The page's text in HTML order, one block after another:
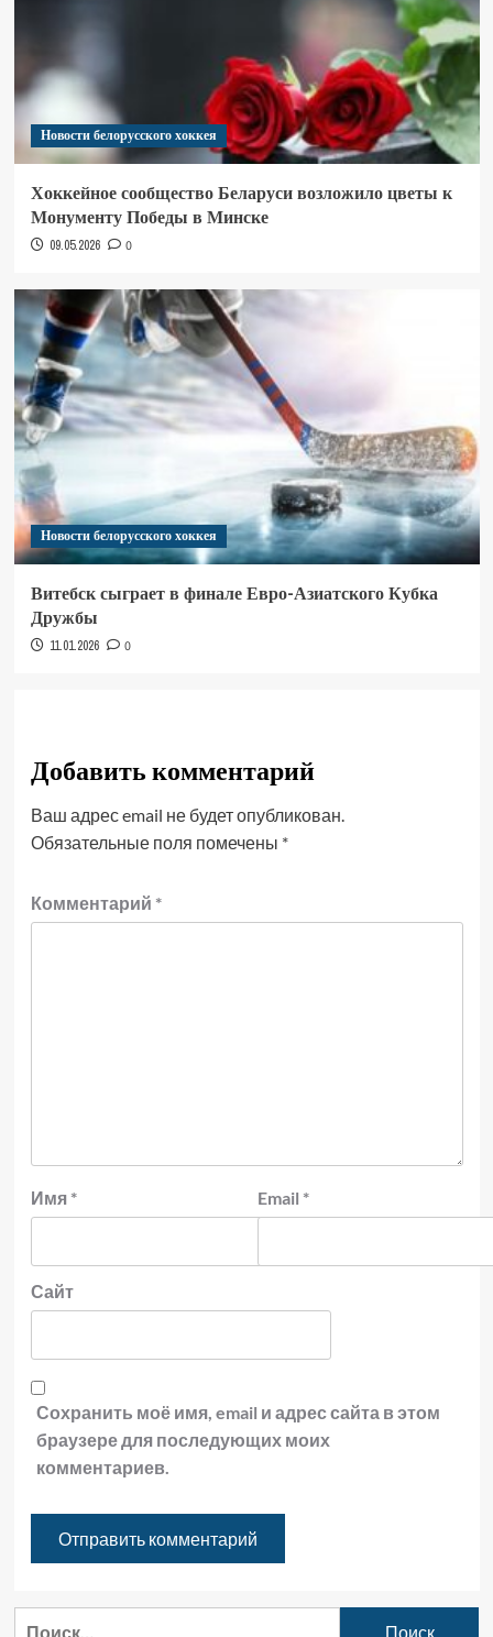
Новости белорусского хоккея
Хоккейное сообщество Беларуси возложило цветы к
Монументу Победы в Минске
09.05.2026 0
Новости белорусского хоккея
Витебск сыграет в финале Евро-Азиатского Кубка
Дружбы
11.01.2026 0
Добавить комментарий
Ваш адрес email не будет опубликован.
Обязательные поля помечены *
Комментарий *
Имя * Email *
Сайт
Сохранить моё имя, email и адрес сайта в этом
браузере для последующих моих
комментариев.